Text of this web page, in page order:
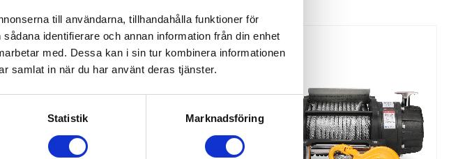
till användarna, tillhandahålla funktioner för
identifierare och annan information från din enhet
med. Dessa kan i sin tur kombinera informationen
samlat in när du har använt deras tjänster.
Statistik Marknadsföring